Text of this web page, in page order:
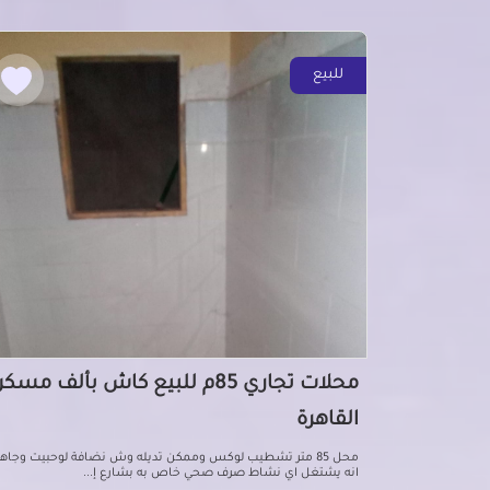
للبيع
محلات تجاري 85م للبيع كاش بألف
القاهرة
محل 85 متر تشطيب لوكس وممكن تديله وش نضافة لوحبيت
انه يشتغل اي نشاط صرف صحي خاص به بشارع إ...